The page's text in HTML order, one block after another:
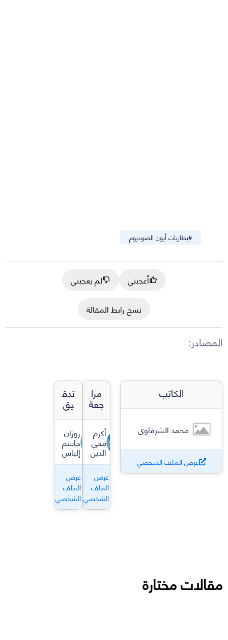
#بطاريات أيون الصوديوم
أعجبني
لم يعجبني
نسخ رابط المقالة
المصادر:
الكاتب
محمد الشرقاوي
عرض الملف الشخصي
مرا
جعة
أكرم
محي
الدين
عرض
الملف
الشخصي
تدق
يق
روزان
جاسم
إلياس
عرض
الملف
الشخصي
مقالات مختارة